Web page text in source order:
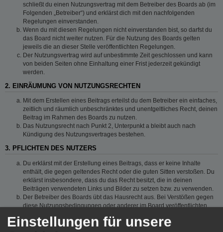
schließt du einen Nutzungsvertrag mit dem Betreiber des Boards ab (im
Folgenden „Betreiber“) und erklärst dich mit den nachfolgenden
Regelungen einverstanden.
Wenn du mit diesen Regelungen nicht einverstanden bist, so darfst du
das Board nicht weiter nutzen. Für die Nutzung des Boards gelten
jeweils die an dieser Stelle veröffentlichten Regelungen.
Der Nutzungsvertrag wird auf unbestimmte Zeit geschlossen und kann
von beiden Seiten ohne Einhaltung einer Frist jederzeit gekündigt
werden.
2. EINRÄUMUNG VON NUTZUNGSRECHTEN
Mit dem Erstellen eines Beitrags erteilst du dem Betreiber ein einfaches,
zeitlich und räumlich unbeschränktes und unentgeltliches Recht, deinen
Beitrag im Rahmen des Boards zu nutzen.
Das Nutzungsrecht nach Punkt 2, Unterpunkt a bleibt auch nach
Kündigung des Nutzungsvertrages bestehen.
3. PFLICHTEN DES NUTZERS
Du erklärst mit der Erstellung eines Beitrags, dass er keine Inhalte
enthält, die gegen geltendes Recht oder die guten Sitten verstoßen. Du
erklärst insbesondere, dass du das Recht besitzt, die in deinen
Beiträgen verwendeten Links und Bilder zu setzen bzw. zu verwenden.
Der Betreiber des Boards übt das Hausrecht aus. Bei Verstößen gegen
diese Nutzungsbedingungen oder anderer im Board veröffentlichten
dauerhaft von der Nutzung dieses Boards ausschließen und dir ein
Einstellungen für unsere